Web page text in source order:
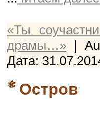
«Ты
драмы…» |
Дата:
Остров